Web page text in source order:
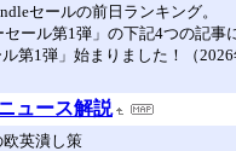
セールの前日ランキング。
ール第1弾」の下記4つの記事
第1弾」始まりました！（2026
ュース解説
英潰し策